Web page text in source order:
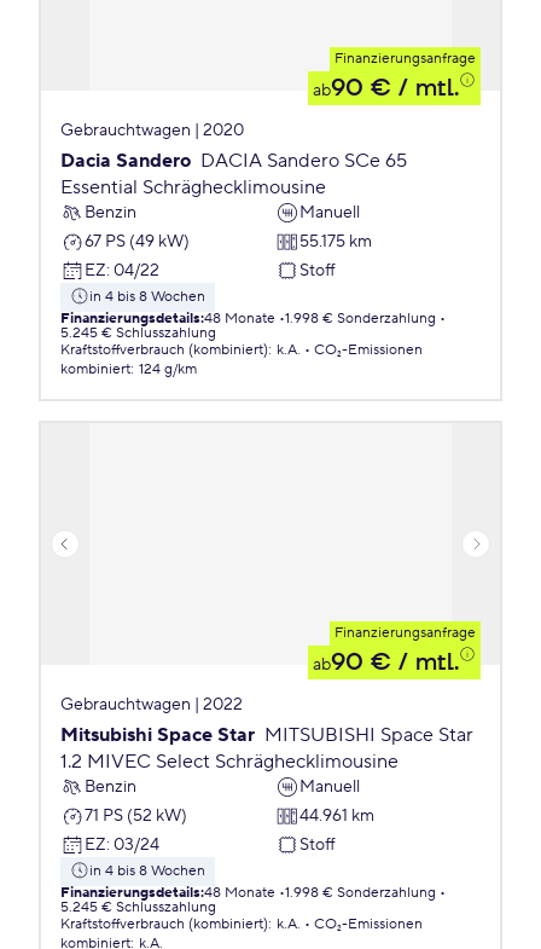
Finanzierungsanfrage
ab90 € / mtl.
Gebrauchtwagen | 2020
Dacia Sandero DACIA Sandero SCe 65
Essential Schräghecklimousine
Benzin
Manuell
67 PS (49 kW)
55.175 km
EZ: 04/22 Stoff
in 4 bis 8 Wochen
Finanzierungsdetails:48 Monate 1.998 € Sonderzahlung
5.245 € Schlusszahlung
Kraftstoffverbrauch (kombiniert): k.A.
CO₂-Emissionen
kombiniert: 124 g/km
Finanzierungsanfrage
ab90 € / mtl.
Gebrauchtwagen | 2022
Mitsubishi Space Star MITSUBISHI Space Star
1.2 MIVEC Select Schräghecklimousine
Benzin
Manuell
71 PS (52 kW)
44.961 km
EZ: 03/24 Stoff
in 4 bis 8 Wochen
Finanzierungsdetails:48 Monate 1.998 € Sonderzahlung
5.245 € Schlusszahlung
Kraftstoffverbrauch (kombiniert): k.A.
CO₂-Emissionen
kombiniert: k.A.